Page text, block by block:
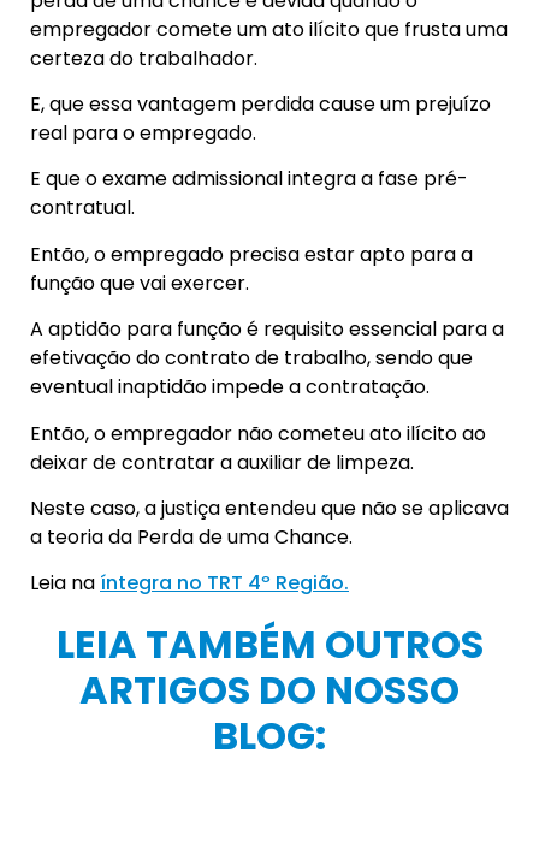
empregador comete um ato ilícito que frusta uma
certeza do trabalhador.
E, que essa vantagem perdida cause um prejuízo
real para o empregado.
E que o exame admissional integra a fase pré-
contratual.
Então, o empregado precisa estar apto para a
função que vai exercer.
A aptidão para função é requisito essencial para a
efetivação do contrato de trabalho, sendo que
eventual inaptidão impede a contratação.
Então, o empregador não cometeu ato ilícito ao
deixar de contratar a auxiliar de limpeza.
Neste caso, a justiça entendeu que não se aplicava
a teoria da Perda de uma Chance.
Leia na íntegra no TRT 4º Região.
LEIA TAMBÉM OUTROS
ARTIGOS DO NOSSO
BLOG: